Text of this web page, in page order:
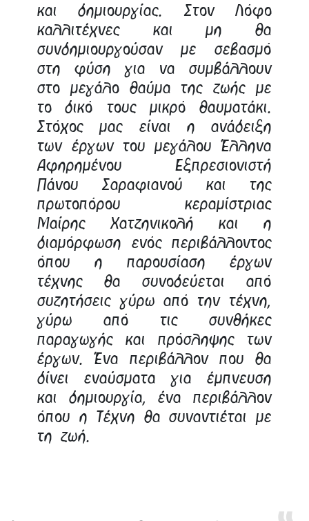
και δημιουργίας. Στον Λόφο
καλλιτέχνες και μη θα
συνδημιουργούσαν με σεβασμό
στη φύση για να συμβάλλουν
στο μεγάλο θαύμα της ζωής με
το δικό τους μικρό θαυματάκι.
Στόχος μας είναι η ανάδειξη
των έργων του μεγάλου Έλληνα
Αφηρημένου Εξπρεσιονιστή
Πάνου Σαραφιανού και της
πρωτοπόρου κεραμίστριας
Μαίρης Χατζηνικολή και η
διαμόρφωση ενός περιβάλλοντος
όπου η παρουσίαση έργων
τέχνης θα συνοδεύεται από
συζητήσεις γύρω από την τέχνη,
γύρω από τις συνθήκες
παραγωγής και πρόσληψης των
έργων. Ένα περιβάλλον που θα
δίνει εναύσματα για έμπνευση
και δημιουργία, ένα περιβάλλον
όπου η Τέχνη θα συναντιέται με
τη ζωή.